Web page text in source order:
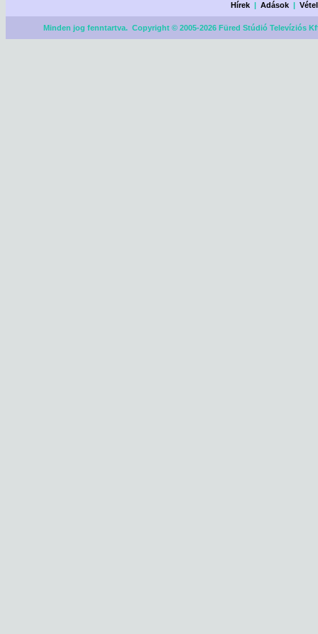
Hírek |Adások |
Minden jog fenntartva. Copyright © 2005-2026 Füred Stúdió Televíziós